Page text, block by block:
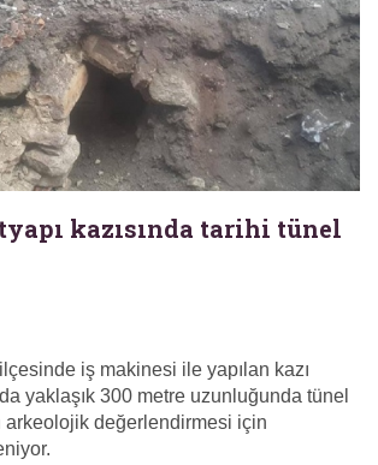
kazısında tarihi tünel
iş makinesi ile yapılan kazı
yaklaşık 300 metre uzunluğunda tünel
arkeolojik değerlendirmesi için